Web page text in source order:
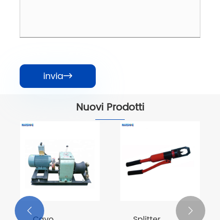
invia
Nuovi Prodotti
 